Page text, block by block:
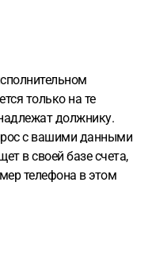
только на те
должнику.
с вашими данными
в своей базе счета,
телефона в этом